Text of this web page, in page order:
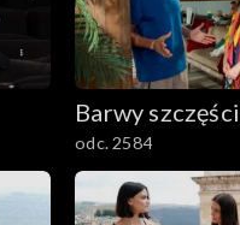
2001–2100
1901–2000
1801–1900
1701–1800
Barwy
odc. 2584